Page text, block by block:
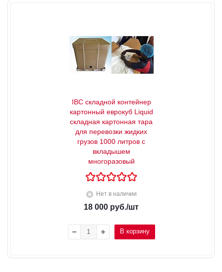
IBC складной контейнер
картонный еврокуб Liquid
складная картонная тара
для перевозки жидких
грузов 1000 литров с
вкладышем
многоразовый
Нет в наличии
18 000 руб./шт
В корзину